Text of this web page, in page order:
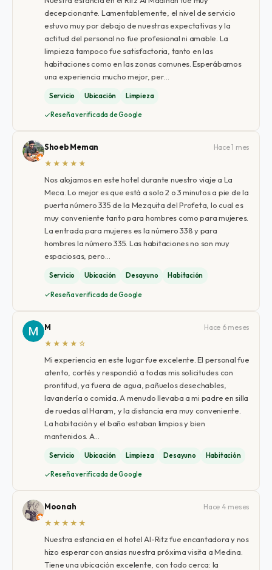
decepcionante. Lamentablemente, el nivel de servicio
estuvo muy por debajo de nuestras expectativas y la
actitud del personal no fue profesional ni amable. La
limpieza tampoco fue satisfactoria, tanto en las
habitaciones como en las zonas comunes. Esperábamos
una experiencia mucho mejor, per…
Servicio Ubicación Limpieza
Reseña verificada de Google
Shoeb Meman
Hace 1 mes
★★★★★
Nos alojamos en este hotel durante nuestro viaje a La
Meca. Lo mejor es que está a solo 2 o 3 minutos a pie de la
puerta número 335 de la Mezquita del Profeta, lo cual es
muy conveniente tanto para hombres como para mujeres.
La entrada para mujeres es la número 338 y para
hombres la número 335. Las habitaciones no son muy
espaciosas, pero…
Servicio Ubicación Desayuno Habitación
Reseña verificada de Google
M
Hace 6 meses
★★★★☆
Mi experiencia en este lugar fue excelente. El personal fue
atento, cortés y respondió a todas mis solicitudes con
prontitud, ya fuera de agua, pañuelos desechables,
lavandería o comida. A menudo llevaba a mi padre en silla
de ruedas al Haram, y la distancia era muy conveniente.
La habitación y el baño estaban limpios y bien
mantenidos. A…
Servicio Ubicación Limpieza Desayuno Habitación
Reseña verificada de Google
Moonah
Hace 4 meses
★★★★★
Nuestra estancia en el hotel Al-Ritz fue encantadora y nos
hizo esperar con ansias nuestra próxima visita a Medina.
Tiene una ubicación excelente, con todo cerca: la